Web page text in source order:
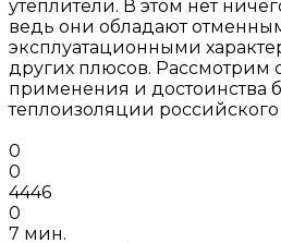
утеплители. В этом нет
ведь они обладают
эксплуатационными
других плюсов. Рассмотрим
применения и достоинства
теплоизоляции российского
0
0
4446
0
7 мин.